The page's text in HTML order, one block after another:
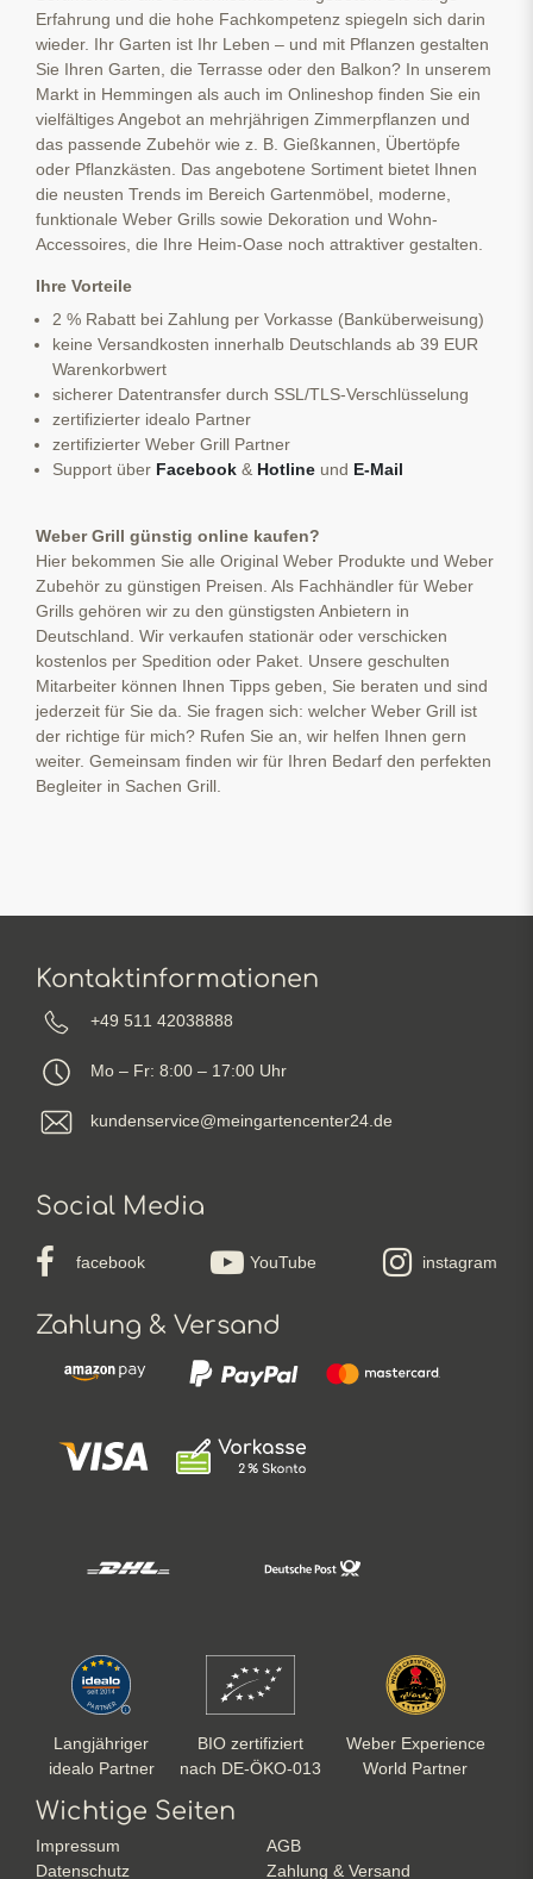
Erfahrung und die hohe Fachkompetenz spiegeln sich darin
wieder. Ihr Garten ist Ihr Leben – und mit Pflanzen gestalten
Sie Ihren Garten, die Terrasse oder den Balkon? In unserem
Markt in Hemmingen als auch im Onlineshop finden Sie ein
vielfältiges Angebot an mehrjährigen Zimmerpflanzen und
das passende Zubehör wie z. B. Gießkannen, Übertöpfe
oder Pflanzkästen. Das angebotene Sortiment bietet Ihnen
die neusten Trends im Bereich Gartenmöbel, moderne,
funktionale Weber Grills sowie Dekoration und Wohn-
Accessoires, die Ihre Heim-Oase noch attraktiver gestalten.
Ihre Vorteile
2 % Rabatt bei Zahlung per Vorkasse (Banküberweisung)
keine Versandkosten innerhalb Deutschlands ab 39 EUR
Warenkorbwert
sicherer Datentransfer durch SSL/TLS-Verschlüsselung
zertifizierter idealo Partner
zertifizierter Weber Grill Partner
Support über Facebook & Hotline und E-Mail
Weber Grill günstig online kaufen?
Hier bekommen Sie alle Original Weber Produkte und Weber
Zubehör zu günstigen Preisen. Als Fachhändler für Weber
Grills gehören wir zu den günstigsten Anbietern in
Deutschland. Wir verkaufen stationär oder verschicken
kostenlos per Spedition oder Paket. Unsere geschulten
Mitarbeiter können Ihnen Tipps geben, Sie beraten und sind
jederzeit für Sie da. Sie fragen sich: welcher Weber Grill ist
der richtige für mich? Rufen Sie an, wir helfen Ihnen gern
weiter. Gemeinsam finden wir für Ihren Bedarf den perfekten
Begleiter in Sachen Grill.
Kontaktinformationen
+49 511 42038888
Mo – Fr: 8:00 – 17:00 Uhr
kundenservice@meingartencenter24.de
Social Media
facebook YouTube instagram
Zahlung & Versand
Langjähriger
idealo Partner
BIO zertifiziert
nach DE-ÖKO-013
Weber Experience
World Partner
Wichtige Seiten
Impressum
AGB
Datenschutz
Zahlung & Versand